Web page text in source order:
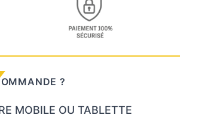
?
MOBILE OU TABLETTE